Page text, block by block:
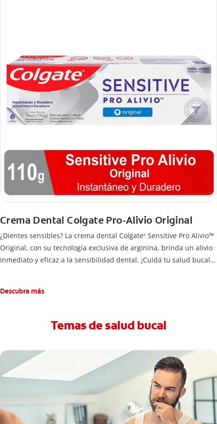
Crema Dental Colgate Pro-Alivio Original
¿Dientes sensibles? La crema dental Colgate® Sensitive Pro Alivio™
Original, con su tecnología exclusiva de arginina, brinda un alivio
inmediato y eficaz a la sensibilidad dental. ¡Cuidá tu salud bucal!
dental, desde consumir o beber alimentos calientes o fríos, hasta
Si querés evitar esa sensación incómoda en los dientes, usá la
*Con aplicación directa, masajeando por un minuto en cada
diente sensible.
Descubra más
Temas de salud bucal